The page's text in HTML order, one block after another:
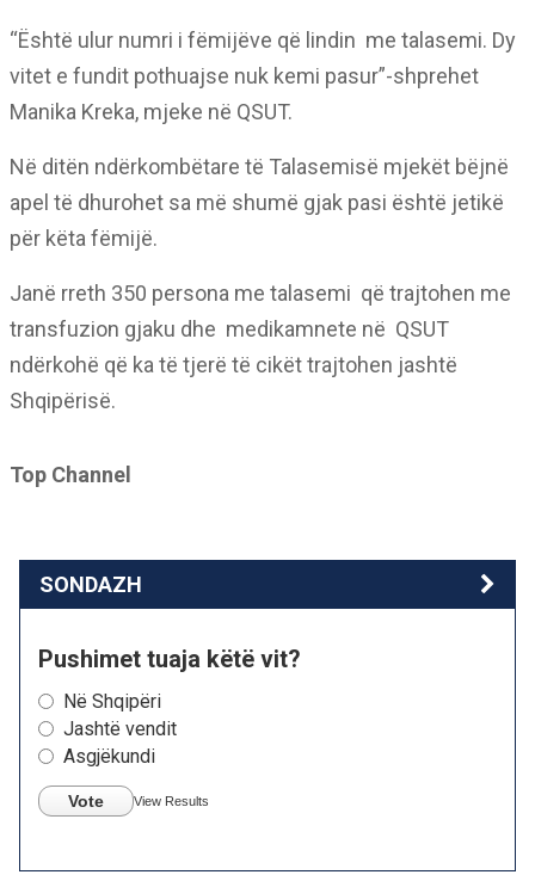
“Është ulur numri i fëmijëve që lindin me talasemi. Dy
vitet e fundit pothuajse nuk kemi pasur”-shprehet
Manika Kreka, mjeke në QSUT.
Në ditën ndërkombëtare të Talasemisë mjekët bëjnë
apel të dhurohet sa më shumë gjak pasi është jetikë
për këta fëmijë.
Janë rreth 350 persona me talasemi që trajtohen me
transfuzion gjaku dhe medikamnete në QSUT
ndërkohë që ka të tjerë të cikët trajtohen jashtë
Shqipërisë.
Top Channel
SONDAZH
Pushimet tuaja këtë vit?
Në Shqipëri
Jashtë vendit
Asgjëkundi
Vote View Results